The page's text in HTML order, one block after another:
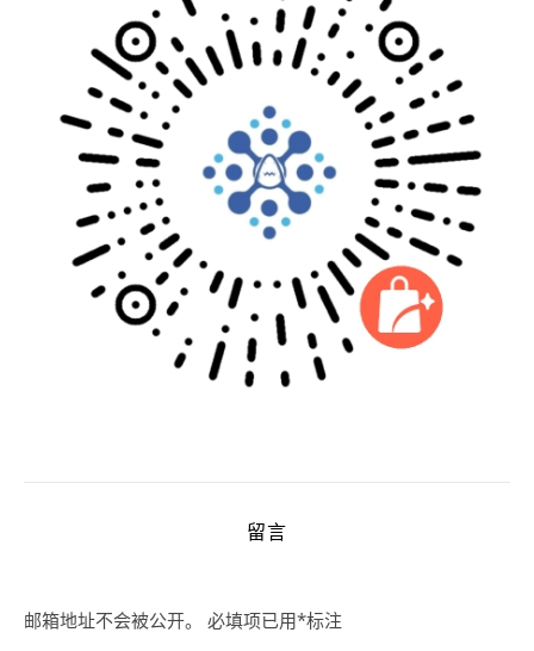
留言
邮箱地址不会被公开。 必填项已用*标注